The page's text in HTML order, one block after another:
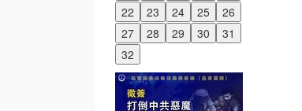
22
23 24 25
26
27
28 29 30
31
32